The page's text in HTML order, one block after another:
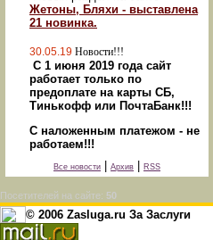
Жетоны, Бляхи - выставлена
21 новинка.
30.05.19 Новости!!!
С 1 июня 2019 года сайт
работает только по
предоплате на карты СБ,
Тинькофф или ПочтаБанк!!!
С наложенным платежом - не
работаем!!!
Все новости Архив RSS
Посетителей на сайте: 50
© 2006 Zasluga.ru За Заслуги